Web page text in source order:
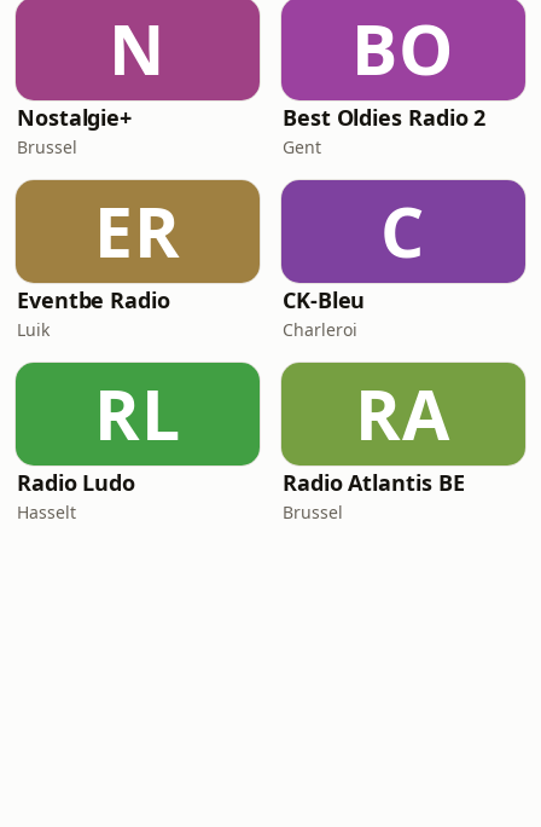
N
Nostalgie+
Brussel
BO
Best Oldies Radio 2
Gent
ER
Eventbe Radio
Luik
C
CK-Bleu
Charleroi
RL
Radio Ludo
Hasselt
RA
Radio Atlantis BE
Brussel